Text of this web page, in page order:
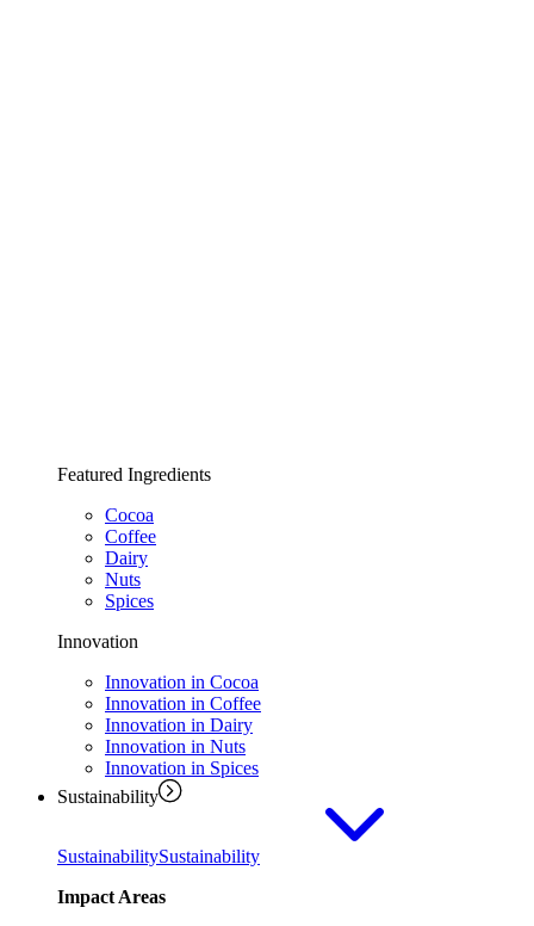
Featured Ingredients
Cocoa
Coffee
Dairy
Nuts
Spices
Innovation
Innovation in Cocoa
Innovation in Coffee
Innovation in Dairy
Innovation in Nuts
Innovation in Spices
Sustainability
SustainabilitySustainability
Impact Areas